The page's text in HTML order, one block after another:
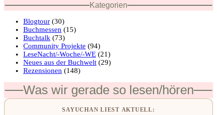
Kategorien
Blogtour (30)
Buchmessen (15)
Buchtalk (73)
Community Projekte (94)
LeseNacht/-Woche/-WE (21)
Neues aus der Buchwelt (29)
Rezensionen (148)
Was wir gerade so lesen/hören
SAYUCHAN LIEST AKTUELL: